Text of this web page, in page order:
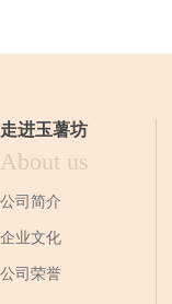
走进玉薯坊
About us
公司简介
企业文化
公司荣誉